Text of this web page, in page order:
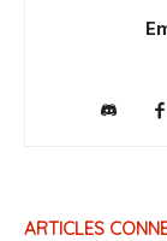
ARTICLES